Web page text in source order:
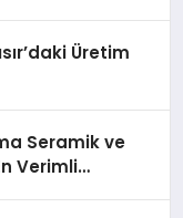
Üretim
Seramik ve
Verimli